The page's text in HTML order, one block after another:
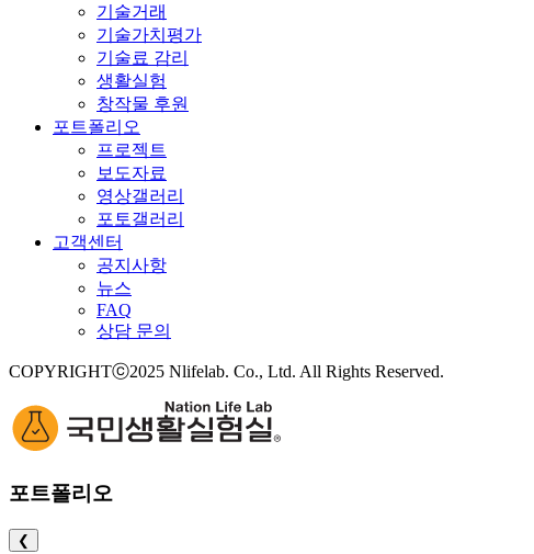
기술거래
기술가치평가
기술료 감리
생활실험
창작물 후원
포트폴리오
프로젝트
보도자료
영상갤러리
포토갤러리
고객센터
공지사항
뉴스
FAQ
상담 문의
COPYRIGHTⓒ2025 Nlifelab. Co., Ltd. All Rights Reserved.
포트폴리오
❮